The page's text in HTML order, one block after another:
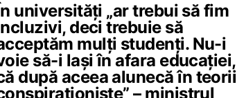
universități „ar trebui să fim
deci trebuie să
mulți studenți. Nu-i
să-i lași în afara educației,
după aceea alunecă în teorii
– ministrul